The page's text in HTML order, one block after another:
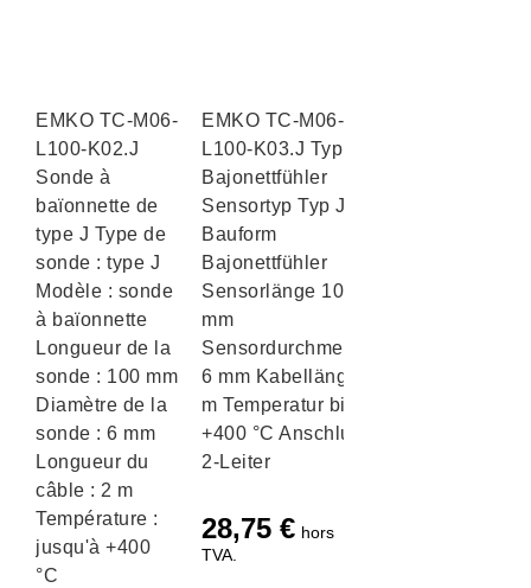
EMKO TC-M06-
L100-K02.J
Sonde à
baïonnette de
type J Type de
sonde : type J
Modèle : sonde
à baïonnette
Longueur de la
sonde : 100 mm
Diamètre de la
sonde : 6 mm
Longueur du
câble : 2 m
Température :
jusqu'à +400
°C
EMKO TC-M06-
L100-K03.J Typ J
Bajonettfühler
Sensortyp Typ J
Bauform
Bajonettfühler
Sensorlänge 100
mm
Sensordurchmesser
6 mm Kabellänge 3
m Temperatur bis
+400 °C Anschluss
2-Leiter
28,75 € hors
TVA.